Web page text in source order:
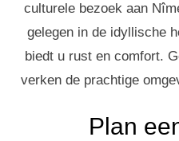
culturele bezoek aan
gelegen in de idyllische
biedt u rust en comfort.
verken de prachtige
Plan